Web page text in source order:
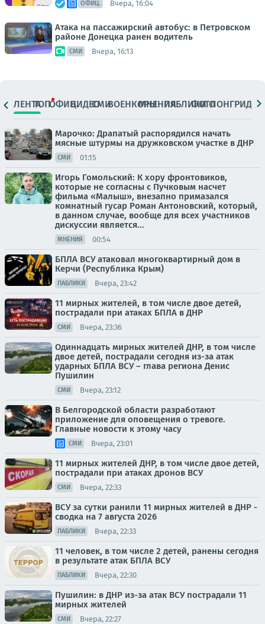
ОФИЦ. Вчера, 16:04
Атака на пассажирский автобус: в Петровском
районе Донецка ранен водитель
СМИ Вчера, 16:13
ЛЕНТАТОПОФИЦ.ВИДЕОСМИВОЕНКОРЫМНЕНИЯПАБЛИКИ
ФОТОЛОНГРИДЫ
Марочко: Драпатый распорядился начать
мясные штурмы на дружковском участке в ДНР
СМИ 01:15
Игорь Гомольский: К хору фронтовиков,
которые не согласны с Пучковым насчет
фильма «Малыш», внезапно примазался
комнатный гусар Роман Антоновский, который,
в данном случае, вообще для всех участников
дискуссии является...
МНЕНИЯ 00:54
БПЛА ВСУ атаковал многоквартирный дом в
Керчи (Республика Крым)
ПАБЛИКИ Вчера, 23:42
11 мирных жителей, в том числе двое детей,
пострадали при атаках БПЛА в ДНР
СМИ Вчера, 23:36
Одиннадцать мирных жителей ДНР, в том числе
двое детей, пострадали сегодня из-за атак
ударных БПЛА ВСУ – глава региона Денис
Пушилин
СМИ Вчера, 23:12
В Белгородской области разработают
приложение для оповещения о тревоге.
Главные новости к этому часу
СМИ Вчера, 23:01
11 мирных жителей ДНР, в том числе двое детей,
пострадали при атаках дронов ВСУ
СМИ Вчера, 22:33
ВСУ за сутки ранили 11 мирных жителей в ДНР -
сводка на 7 августа 2026
ПАБЛИКИ Вчера, 22:33
11 человек, в том числе 2 детей, ранены сегодня
в результате атак БПЛА ВСУ
ПАБЛИКИ Вчера, 22:30
Пушилин: в ДНР из-за атак ВСУ пострадали 11
мирных жителей
СМИ Вчера, 22:27